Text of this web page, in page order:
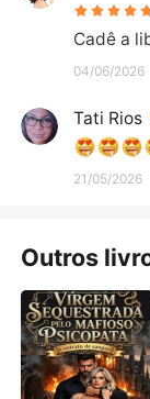
Cadê a
04/06/2026
Tati Rios
21/05/2026
Outros